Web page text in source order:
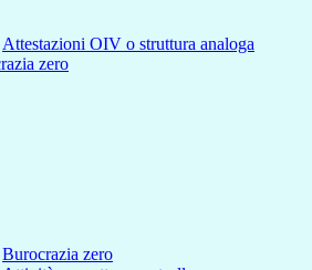
Attestazioni OIV o struttura analoga
zero
Burocrazia zero